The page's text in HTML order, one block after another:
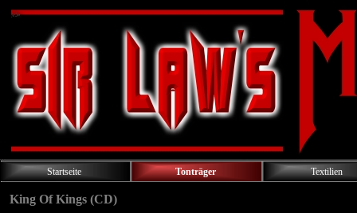
Startseite Tonträger Textilien
King Of Kings (CD)